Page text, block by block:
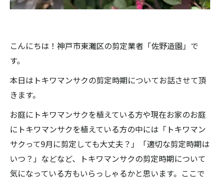
こんにちは！神戸市東灘区の剪定業者「佐野造園」で
す。
本日はトキワマンサクの剪定時期についてお話させて頂
きます。
お庭にトキワマンサクを植えている方や現在お家のお庭
にトキワマンサクを植えている方の中には「トキワマン
サクって9月に剪定しても大丈夫？」「適切な剪定時期は
いつ？」などなど、トキワマンサクの剪定時期について
気になっている方もいらっしゃるかと思います。ここで